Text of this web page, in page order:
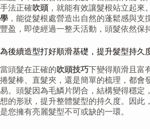
手法正確吹頭 ，就能有效讓髮根站立起來
學 ，能從髮根處營造出自然的蓬鬆感與支
豐盈，即使經過一整天活動，頭髮依然保
為後續造型打好順滑基礎，提升髮型持久
當頭髮在正確的吹頭技巧下變得順滑且富
捲髮棒、直髮夾，還是簡單的梳理，都會
易。頭髮因為毛鱗片閉合，結構變得穩定
想的形狀，提升整體髮型的持久度。因此
是您擁有亮麗髮型不可或缺的一環。